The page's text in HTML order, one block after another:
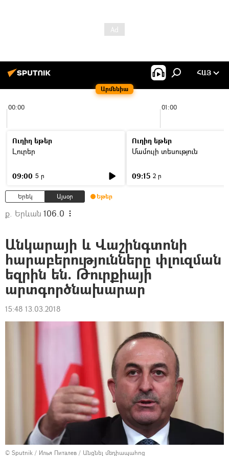
Արմենիա
ՀԱՅ
00:00 01:00
Ուղիղ եթեր
Լուրեր
09:00 5 ր
Ուղիղ եթեր
Մամուլի տեսություն
09:15 2 ր
Երեկ Այսօր Եթեր
ք. Երևան 106.0
Անկարայի և Վաշինգտոնի
հարաբերությունները փլուզման
եզրին են. Թուրքիայի
արտգործնախարար
15:48 13.03.2018
© Sputnik / Илья Питалев / Անցնել մեդիապահոց